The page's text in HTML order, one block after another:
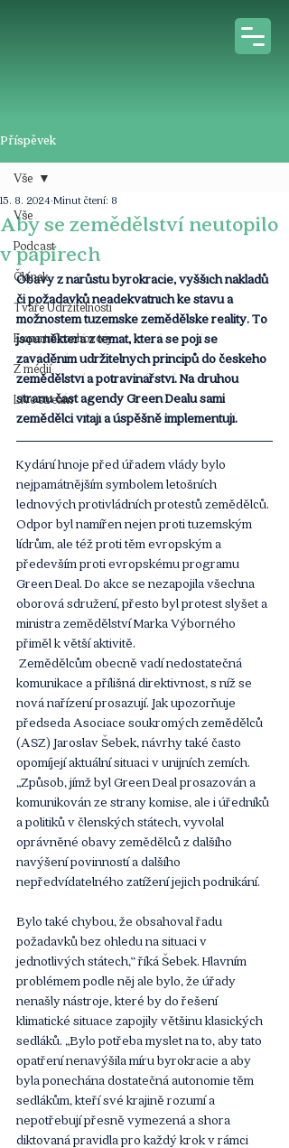
Příspěvek
Vše
Podcast
Článek
Tváře Udržitelnosti
Expertní rozhovory
Z médií
Live stream
Vše
Aby se zemědělství neutopilo
v papírech
15. 8. 2024 Minut čtení: 8
Obavy z nárůstu byrokracie, vyšších nákladů
či požadavků neadekvátních ke stavu a
možnostem tuzemské zemědělské reality. To
jsou některá z témat, která se pojí se
zaváděním udržitelných principů do českého
zemědělství a potravinářství. Na druhou
stranu část agendy Green Dealu sami
zemědělci vítají a úspěšně implementují.
Kydání hnoje před úřadem vlády bylo
nejpamátnějším symbolem letošních
lednových protivládních protestů zemědělců.
Odpor byl namířen nejen proti tuzemským
lídrům, ale též proti těm evropským a
především proti evropskému programu
Green Deal. Do akce se nezapojila všechna
oborová sdružení, přesto byl protest slyšet a
ministra zemědělství Marka Výborného
přiměl k větší aktivitě.
Zemědělcům obecně vadí nedostatečná
komunikace a přílišná direktivnost, s níž se
nová nařízení prosazují. Jak upozorňuje
předseda Asociace soukromých zemědělců
(ASZ) Jaroslav Šebek, návrhy také často
opomíjejí aktuální situaci v unijních zemích.
„Způsob, jímž byl Green Deal prosazován a
komunikován ze strany komise, ale i úředníků
a politiků v členských státech, vyvolal
oprávněné obavy zemědělců z dalšího
navýšení povinností a dalšího
nepředvídatelného zatížení jejich podnikání.
Bylo také chybou, že obsahoval řadu
požadavků bez ohledu na situaci v
jednotlivých státech,“ říká Šebek. Hlavním
problémem podle něj ale bylo, že úřady
nenašly nástroje, které by do řešení
klimatické situace zapojily většinu klasických
sedláků. „Bylo potřeba myslet na to, aby tato
opatření nenavýšila míru byrokracie a aby
byla ponechána dostatečná autonomie těm
sedlákům, kteří své krajině rozumí a
nepotřebují přesně vymezená a shora
diktovaná pravidla pro každý krok v rámci